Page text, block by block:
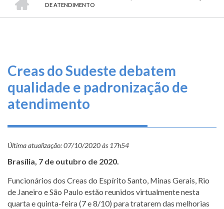
O
que
Informe-
se
Conosco
e
Prestação
de
Contas
TRILHA
DE
DE ATENDIMENTO
Creas do Sudeste debatem
qualidade e padronização de
atendimento
Última atualização:07/10/2020 às 17h54
Brasília, 7 de outubro de 2020.
Funcionários dos Creas do Espírito Santo, Minas Gerais, Rio
de Janeiro e São Paulo estão reunidos virtualmente nesta
quarta e quinta-feira (7 e 8/10) para tratarem das melhorias